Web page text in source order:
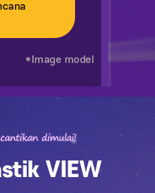
*Image model
VIEW